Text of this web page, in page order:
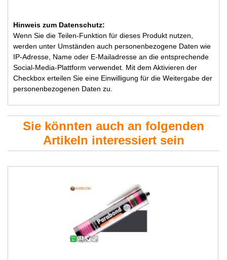
Hinweis zum Datenschutz:
Wenn Sie die Teilen-Funktion für dieses Produkt nutzen,
werden unter Umständen auch personenbezogene Daten wie
IP-Adresse, Name oder E-Mailadresse an die entsprechende
Social-Media-Plattform verwendet. Mit dem Aktivieren der
Checkbox erteilen Sie eine Einwilligung für die Weitergabe der
personenbezogenen Daten zu.
Sie könnten auch an folgenden
Artikeln interessiert sein